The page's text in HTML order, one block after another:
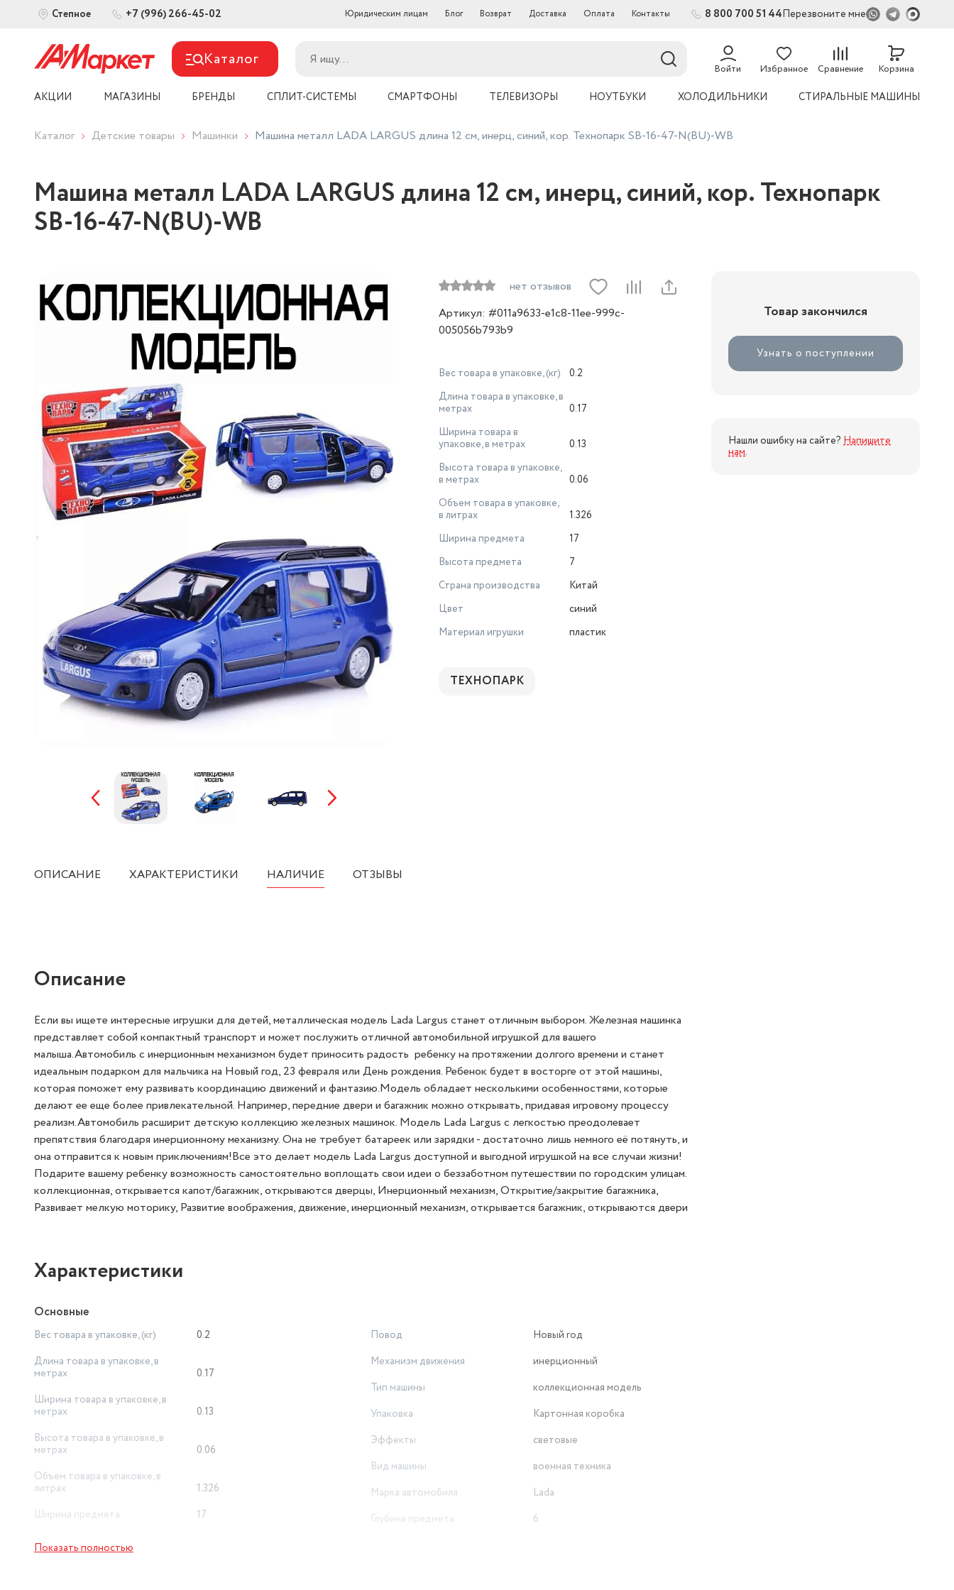
Степное +7 (996) 266-45-02 Юридическим лицам Блог Возврат Доставка Оплата Контакты 8 800 700 51 44Перезвоните мне
Каталог Войти Избранное Сравнение
54
Корзина
АКЦИИ МАГАЗИНЫ БРЕНДЫ СПЛИТ-СИСТЕМЫ СМАРТФОНЫ ТЕЛЕВИЗОРЫ НОУТБУКИ ХОЛОДИЛЬНИКИ СТИРАЛЬНЫЕ МАШИНЫ
Каталог Детские товары Машинки Машина металл LADA LARGUS длина 12 см, инерц, синий, кор. Технопарк SB-16-47-N(BU)-WB
Машина металл LADA LARGUS длина 12 см, инерц, синий, кор. Технопарк
SB-16-47-N(BU)-WB
нет отзывов
Артикул: #011a9633-e1c8-11ee-999c-
005056b793b9
Вес товара в упаковке, (кг)
0.2
Длина товара в упаковке, в
метрах
0.17
Ширина товара в
упаковке, в метрах
0.13
Высота товара в упаковке,
в метрах
0.06
Объем товара в упаковке,
в литрах
1.326
Ширина предмета
17
Высота предмета
7
Страна производства
Китай
Цвет
синий
Материал игрушки
пластик
ТЕХНОПАРК
Товар закончился
Узнать о поступлении
Нашли ошибку на сайте? Напишите
нам.
ОПИСАНИЕ ХАРАКТЕРИСТИКИ НАЛИЧИЕ ОТЗЫВЫ
Описание
Если вы ищете интересные игрушки для детей, металлическая модель Lada Largus станет отличным выбором. Железная машинка
представляет собой компактный транспорт и может послужить отличной автомобильной игрушкой для вашего
малыша.Автомобиль с инерционным механизмом будет приносить радость ребенку на протяжении долгого времени и станет
идеальным подарком для мальчика на Новый год, 23 февраля или День рождения. Ребенок будет в восторге от этой машины,
которая поможет ему развивать координацию движений и фантазию.Модель обладает несколькими особенностями, которые
делают ее еще более привлекательной. Например, передние двери и багажник можно открывать, придавая игровому процессу
реализм.Автомобиль расширит детскую коллекцию железных машинок. Модель Lada Largus с легкостью преодолевает
препятствия благодаря инерционному механизму. Она не требует батареек или зарядки - достаточно лишь немного её потянуть, и
она отправится к новым приключениям!Все это делает модель Lada Largus доступной и выгодной игрушкой на все случаи жизни!
Подарите вашему ребенку возможность самостоятельно воплощать свои идеи о беззаботном путешествии по городским улицам.
коллекционная, открывается капот/багажник, открываются дверцы, Инерционный механизм, Открытие/закрытие багажника,
Развивает мелкую моторику, Развитие воображения, движение, инерционный механизм, открывается багажник, открываются двери
Характеристики
Основные
Вес товара в упаковке, (кг)
0.2
Длина товара в упаковке, в
метрах
0.17
Ширина товара в упаковке, в
метрах
0.13
Высота товара в упаковке, в
метрах
0.06
Объем товара в упаковке, в
литрах
1.326
Ширина предмета
17
Высота предмета
Повод
Новый год
Механизм движения
инерционный
Тип машины
коллекционная модель
Упаковка
Картонная коробка
Эффекты
световые
Вид машины
военная техника
Марка автомобиля
Lada
Глубина предмета
6
Показать полностью